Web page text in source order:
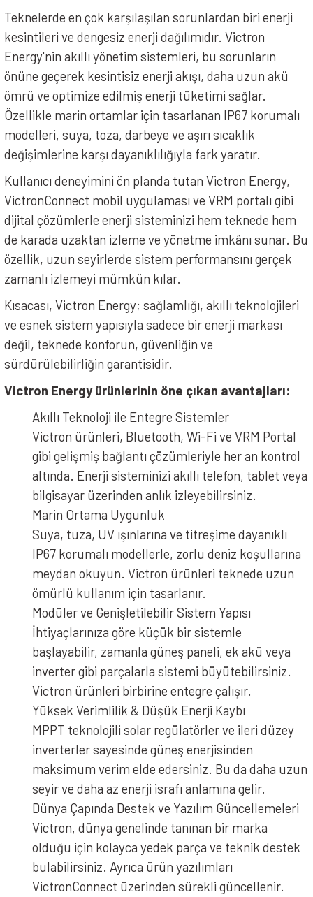
Teknelerde en çok karşılaşılan sorunlardan biri enerji
kesintileri ve dengesiz enerji dağılımıdır. Victron
Energy'nin akıllı yönetim sistemleri, bu sorunların
önüne geçerek kesintisiz enerji akışı, daha uzun akü
ömrü ve optimize edilmiş enerji tüketimi sağlar.
Özellikle marin ortamlar için tasarlanan IP67 korumalı
modelleri, suya, toza, darbeye ve aşırı sıcaklık
değişimlerine karşı dayanıklılığıyla fark yaratır.
Kullanıcı deneyimini ön planda tutan Victron Energy,
VictronConnect mobil uygulaması ve VRM portalı gibi
dijital çözümlerle enerji sisteminizi hem teknede hem
de karada uzaktan izleme ve yönetme imkânı sunar. Bu
özellik, uzun seyirlerde sistem performansını gerçek
zamanlı izlemeyi mümkün kılar.
Kısacası, Victron Energy; sağlamlığı, akıllı teknolojileri
ve esnek sistem yapısıyla sadece bir enerji markası
değil, teknede konforun, güvenliğin ve
sürdürülebilirliğin garantisidir.
Victron Energy ürünlerinin öne çıkan avantajları:
Akıllı Teknoloji ile Entegre Sistemler
Victron ürünleri, Bluetooth, Wi-Fi ve VRM Portal
gibi gelişmiş bağlantı çözümleriyle her an kontrol
altında. Enerji sisteminizi akıllı telefon, tablet veya
bilgisayar üzerinden anlık izleyebilirsiniz.
Marin Ortama Uygunluk
Suya, tuza, UV ışınlarına ve titreşime dayanıklı
IP67 korumalı modellerle, zorlu deniz koşullarına
meydan okuyun. Victron ürünleri teknede uzun
ömürlü kullanım için tasarlanır.
Modüler ve Genişletilebilir Sistem Yapısı
İhtiyaçlarınıza göre küçük bir sistemle
başlayabilir, zamanla güneş paneli, ek akü veya
inverter gibi parçalarla sistemi büyütebilirsiniz.
Victron ürünleri birbirine entegre çalışır.
Yüksek Verimlilik & Düşük Enerji Kaybı
MPPT teknolojili solar regülatörler ve ileri düzey
inverterler sayesinde güneş enerjisinden
maksimum verim elde edersiniz. Bu da daha uzun
seyir ve daha az enerji israfı anlamına gelir.
Dünya Çapında Destek ve Yazılım Güncellemeleri
Victron, dünya genelinde tanınan bir marka
olduğu için kolayca yedek parça ve teknik destek
bulabilirsiniz. Ayrıca ürün yazılımları
VictronConnect üzerinden sürekli güncellenir.